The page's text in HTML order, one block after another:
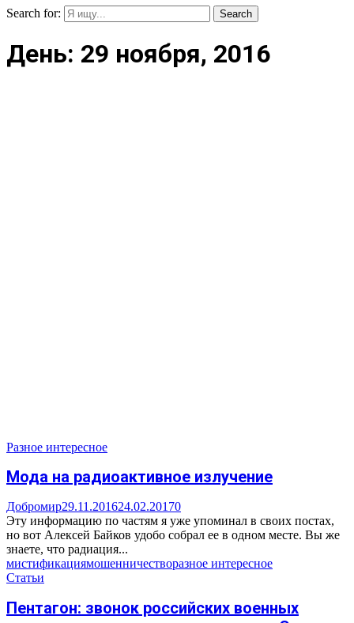
Search for: Search
День: 29 ноября, 2016
Разное интересное
Мода на радиоактивное излучение
Добромир29.11.201624.02.20170
Эту информацию по частям я уже упоминал в своих постах,
но вот Алексей Байков удобо собрал ее в одном месте. Вы же
знаете, что радиация...
мистификациямошенничестворазное интересное
Статьи
Пентагон: звонок российских военных